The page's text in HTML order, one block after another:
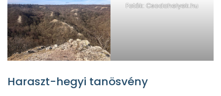
Fotók: Csodahelyek.hu
Haraszt-hegyi tanösvény